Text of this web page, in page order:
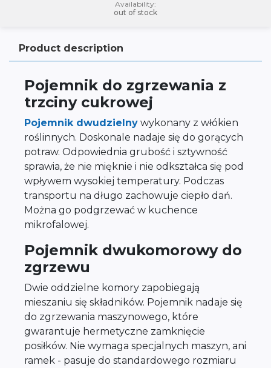
Availability:
out of stock
Product description
Pojemnik do zgrzewania z
trzciny cukrowej
Pojemnik dwudzielny wykonany z włókien
roślinnych. Doskonale nadaje się do gorących
potraw. Odpowiednia grubość i sztywność
sprawia, że nie mięknie i nie odkształca się pod
wpływem wysokiej temperatury. Podczas
transportu na długo zachowuje ciepło dań.
Można go podgrzewać w kuchence
mikrofalowej.
Pojemnik dwukomorowy do
zgrzewu
Dwie oddzielne komory zapobiegają
mieszaniu się składników. Pojemnik nadaje się
do zgrzewania maszynowego, które
gwarantuje hermetyczne zamknięcie
posiłków. Nie wymaga specjalnych maszyn, ani
ramek - pasuje do standardowego rozmiaru